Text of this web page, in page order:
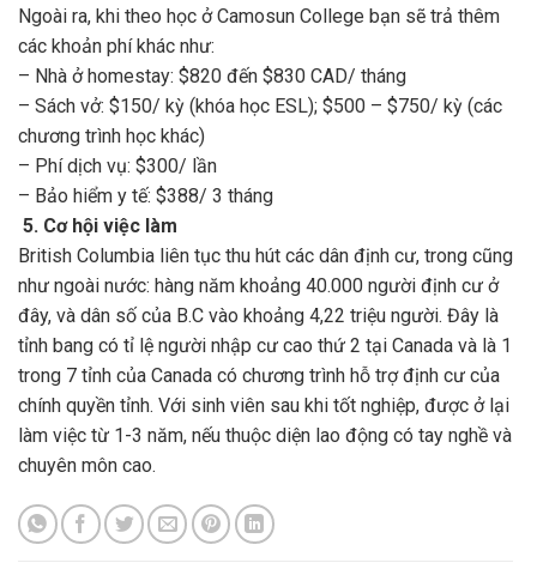
Ngoài ra, khi theo học ở Camosun College bạn sẽ trả thêm
các khoản phí khác như:
– Nhà ở homestay: $820 đến $830 CAD/ tháng
– Sách vở: $150/ kỳ (khóa học ESL); $500 – $750/ kỳ (các
chương trình học khác)
– Phí dịch vụ: $300/ lần
– Bảo hiểm y tế: $388/ 3 tháng
5. Cơ hội việc làm
British Columbia liên tục thu hút các dân định cư, trong cũng
như ngoài nước: hàng năm khoảng 40.000 người định cư ở
đây, và dân số của B.C vào khoảng 4,22 triệu người. Đây là
tỉnh bang có tỉ lệ người nhập cư cao thứ 2 tại Canada và là 1
trong 7 tỉnh của Canada có chương trình hỗ trợ định cư của
chính quyền tỉnh. Với sinh viên sau khi tốt nghiệp, được ở lại
làm việc từ 1-3 năm, nếu thuộc diện lao động có tay nghề và
chuyên môn cao.